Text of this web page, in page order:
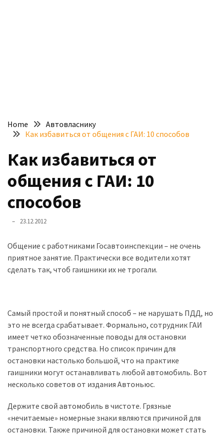
шукати
інтернеті
“як
злити
бензин”
Scania
представила
вантажівки
для
військових
Prelude:
гібридний
камбек
MOST
USED
Новинки
авто
Home
Автовласнику
Как избавиться от общения с ГАИ: 10 способов
Как избавиться от
общения с ГАИ: 10
способов
23.12.2012
Общение с работниками Госавтоинспекции – не очень
приятное занятие. Практически все водители хотят
сделать так, чтоб гаишники их не трогали.
Самый простой и понятный способ – не нарушать ПДД, но
это не всегда срабатывает. Формально, сотрудник ГАИ
имеет четко обозначенные поводы для остановки
транспортного средства. Но список причин для
остановки настолько большой, что на практике
гаишники могут останавливать любой автомобиль. Вот
несколько советов от издания Автоньюс.
Держите свой автомобиль в чистоте. Грязные
«нечитаемые» номерные знаки являются причиной для
остановки. Также причиной для остановки может стать